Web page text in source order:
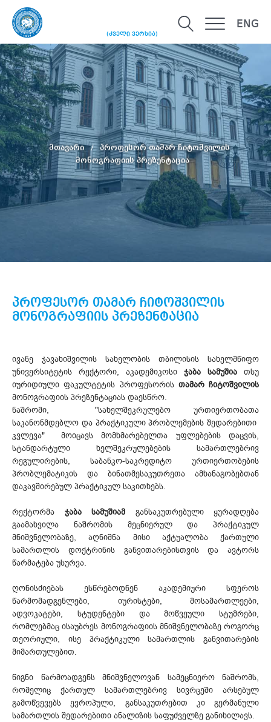
(ძველი ვერსია)
ENG
მთავარი
პროფესორ თამარ ჩიტოშვილის
მონოგრაფიის პრეზენტაცია
პროფესორ თამარ ჩიტოშვილის
მონოგრაფიის პრეზენტაცია
ივანე ჯავახიშვილის სახელობის თბილისის სახელმწიფო
უნივერსიტეტის რექტორი, აკადემიკოსი ჯაბა სამუშია თსუ
იურიდიული ფაკულტეტის პროფესორის თამარ ჩიტოშვილის
მონოგრაფიის პრეზენტაციას დაესწრო.
ნაშრომი, "სახელშეკრულებო ურთიერთობათა
საკანონმდებლო და პრაქტიკული პრობლემების შედარებითი
კვლევა" მოიცავს მომხმარებელთა უფლებების დაცვის,
სტანდარტული ხელშეკრულებების სამართლებრივ
რეგულირების, საბანკო-საკრედიტო ურთიერთობების
პრობლემატიკის და ბინათმესაკუთრეთა ამხანაგობებთან
დაკავშირებულ პრაქტიკულ საკითხებს.
რექტორმა ჯაბა სამუშიამ განსაკუთრებული ყურადღება
გაამახვილა ნაშრომის მეცნიერულ და პრაქტიკულ
მნიშვნელობაზე, აღნიშნა მისი აქტუალობა ქართული
სამართლის დოქტრინის განვითარებისთვის და ავტორს
წარმატება უსურვა.
ღონისძიებას ესწრებოდნენ აკადემიური სფეროს
წარმომადგენლები, იურისტები, მოსამართლეები,
ადვოკატები, სტუდენტები და მოწვეული სტუმრები,
რომლებმაც ისაუბრეს მონოგრაფიის მნიშვნელობაზე როგორც
თეორიული, ისე პრაქტიკული სამართლის განვითარების
მიმართულებით.
წიგნი წარმოადგენს მნიშვნელოვან სამეცნიერო ნაშრომს,
რომელიც ქართულ სამართლებრივ სივრცეში არსებულ
გამოწვევებს ევროპული, განსაკუთრებით კი გერმანული
სამართლის შედარებითი ანალიზის საფუძველზე განიხილავს.